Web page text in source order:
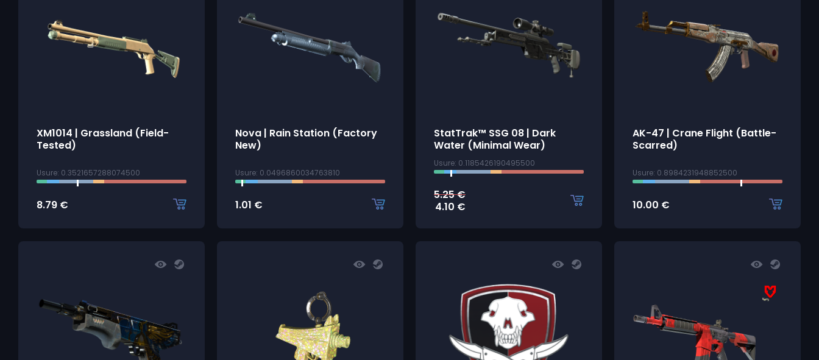
XM1014 | Grassland (Field-
Tested)
Usure: 0.3521657288074500
8.79 €
Nova | Rain Station (Factory
New)
Usure: 0.0496860034763810
1.01 €
StatTrak™ SSG 08 | Dark
Water (Minimal Wear)
Usure: 0.1185426190495500
5.25€
4.10 €
AK-47 | Crane Flight (Battle-
Scarred)
Usure: 0.8984231948852500
10.00 €